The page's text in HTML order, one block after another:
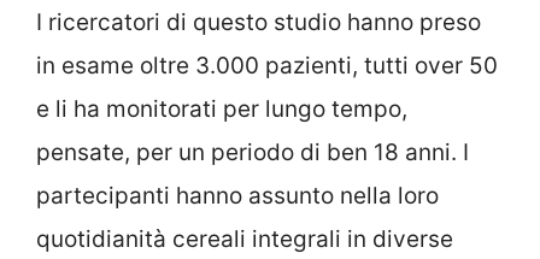
I ricercatori di questo studio hanno preso
in esame oltre 3.000 pazienti, tutti over 50
e li ha monitorati per lungo tempo,
pensate, per un periodo di ben 18 anni. I
partecipanti hanno assunto nella loro
quotidianità cereali integrali in diverse